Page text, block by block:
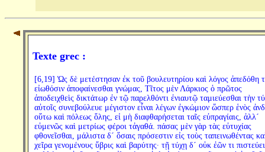
Texte grec :
[6,19] Ὡς δὲ μετέστησαν ἐκ τοῦ βουλευτηρίου καὶ λόγος ἀπεδόθη
εἰωθόσιν ἀποφαίνεσθαι γνώμας, Τῖτος μὲν Λάρκιος ὁ πρῶτος
ἀποδειχθεὶς δικτάτωρ ἐν τῷ παρελθόντι ἐνιαυτῷ ταμιεύεσθαι τὴν
αὐτοῖς συνεβούλευε μέγιστον εἶναι λέγων ἐγκώμιον ὥσπερ ἑνὸς
οὕτω καὶ πόλεως ὅλης, εἰ μὴ διαφθαρήσεται ταῖς εὐπραγίαις, ἀλλ´
εὐμενῶς καὶ μετρίως φέροι τἀγαθά. πάσας μὲν γὰρ τὰς εὐτυχίας
φθονεῖσθαι, μάλιστα δ´ ὅσαις πρόσεστιν εἰς τοὺς ταπεινωθέντας
χεῖρα γενομένους ὕβρις καὶ βαρύτης· τῇ τύχῃ δ´ οὐκ ἐῶν τι